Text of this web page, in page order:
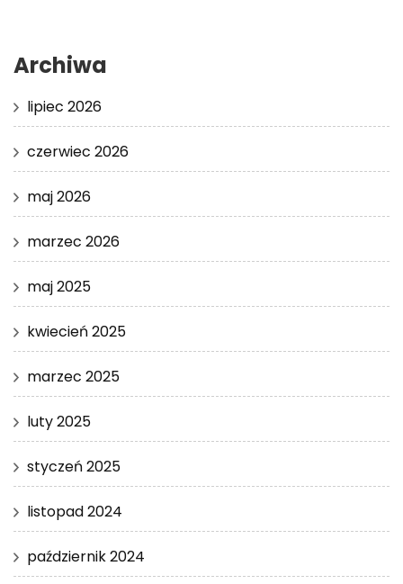
Archiwa
lipiec 2026
czerwiec 2026
maj 2026
marzec 2026
maj 2025
kwiecień 2025
marzec 2025
luty 2025
styczeń 2025
listopad 2024
październik 2024